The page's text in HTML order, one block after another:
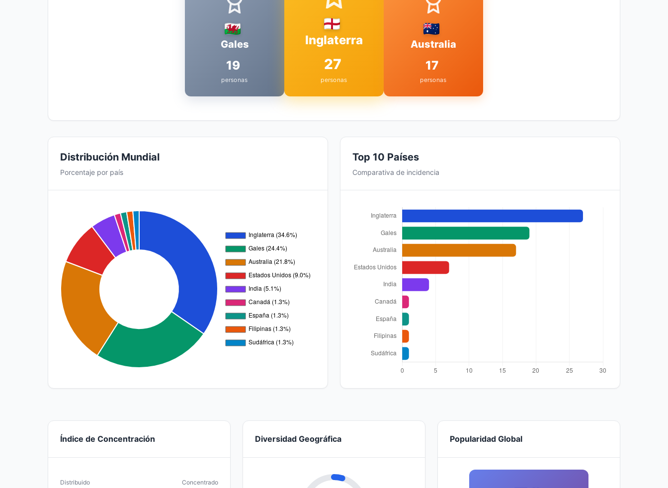
Gales
19
personas
Inglaterra
27
personas
Australia
17
personas
Distribución Mundial
Porcentaje por país
Top 10 Países
Comparativa de incidencia
Índice de Concentración
Distribuido Concentrado
Diversidad Geográfica Popularidad Global